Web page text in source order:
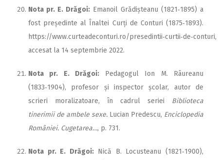
Nota pr. E. Drăgoi: Emanoil Grădișteanu (1821‑1895) a
fost președinte al Înaltei Curți de Conturi (1875‑1893).
https://www.curteadeconturi.ro/presedintii‑curtii‑de‑conturi,
accesat la 14 septembrie 2022.
Nota pr. E. Drăgoi: Pedagogul Ion M. Râureanu
(1833‑1904), profesor și inspector școlar, autor de
scrieri moralizatoare, în cadrul seriei Biblioteca
tinerimii de ambele sexe. Lucian Predescu, Enciclopedia
României. Cugetarea…, p. 731.
Nota pr. E. Drăgoi: Nică B. Locusteanu (1821‑1900),